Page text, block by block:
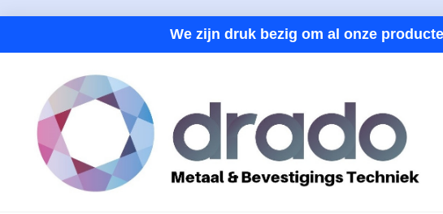
We zijn druk bezig om al onze